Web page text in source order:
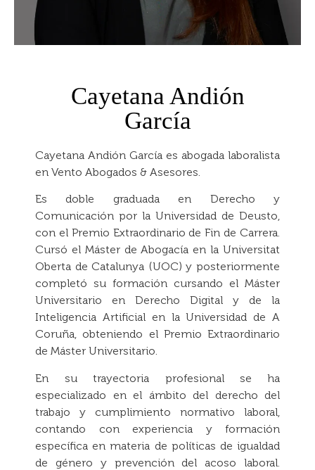
Cayetana Andión
García
Cayetana Andión García es abogada laboralista
en Vento Abogados & Asesores.
Es doble graduada en Derecho y
Comunicación por la Universidad de Deusto,
con el Premio Extraordinario de Fin de Carrera.
Cursó el Máster de Abogacía en la Universitat
Oberta de Catalunya (UOC) y posteriormente
completó su formación cursando el Máster
Universitario en Derecho Digital y de la
Inteligencia Artificial en la Universidad de A
Coruña, obteniendo el Premio Extraordinario
de Máster Universitario.
En su trayectoria profesional se ha
especializado en el ámbito del derecho del
trabajo y cumplimiento normativo laboral,
contando con experiencia y formación
específica en materia de políticas de igualdad
de género y prevención del acoso laboral.